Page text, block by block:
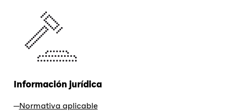
Información jurídica
Normativa aplicable